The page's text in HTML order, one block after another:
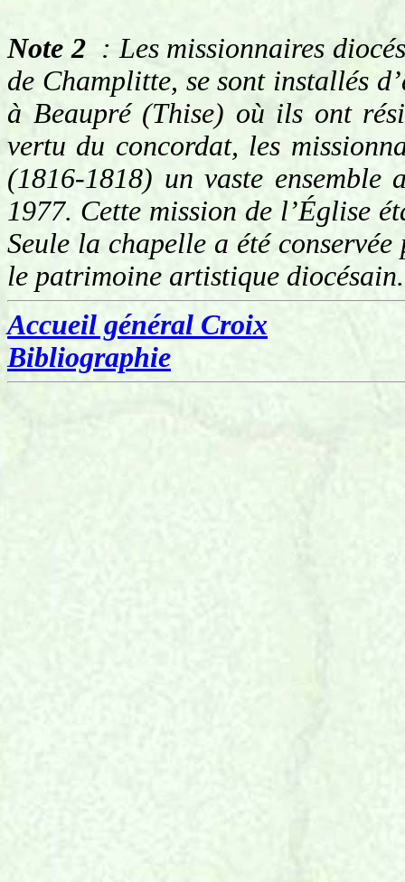
Note 2 : Les missionnaires
de Champlitte, se sont installés
à Beaupré (Thise) où ils ont
vertu du concordat, les
(1816-1818) un vaste ensemble
1977. Cette mission de l’Église
Seule la chapelle a été
le patrimoine artistique diocésain.
Accueil général Croix
Bibliographie